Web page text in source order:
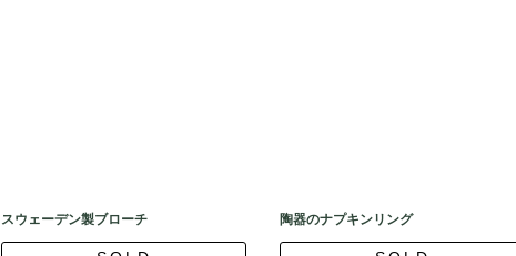
スウェーデン製ブローチ 陶器のナプキンリング